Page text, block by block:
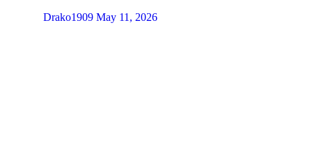
Drako1909 May 11, 2026